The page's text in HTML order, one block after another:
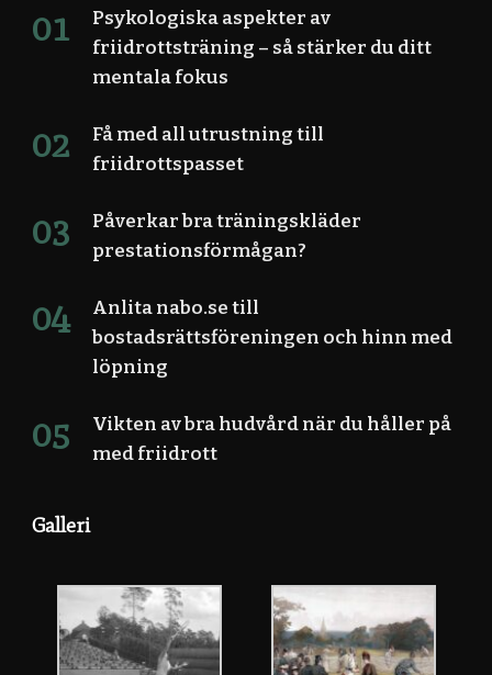
Psykologiska aspekter av
friidrottsträning – så stärker du ditt
mentala fokus
Få med all utrustning till
friidrottspasset
Påverkar bra träningskläder
prestationsförmågan?
Anlita nabo.se till
bostadsrättsföreningen och hinn med
löpning
Vikten av bra hudvård när du håller på
med friidrott
Galleri